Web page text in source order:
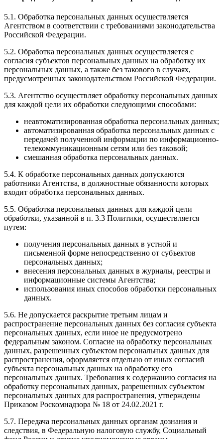
5.1. Обработка персональных данных осуществляется
Агентством в соответствии с требованиями законодательства
Российской Федерации.
5.2. Обработка персональных данных осуществляется с
согласия субъектов персональных данных на обработку их
персональных данных, а также без такового в случаях,
предусмотренных законодательством Российской Федерации.
5.3. Агентство осуществляет обработку персональных данных
для каждой цели их обработки следующими способами:
неавтоматизированная обработка персональных данных;
автоматизированная обработка персональных данных с
передачей полученной информации по информационно-
телекоммуникационным сетям или без таковой;
смешанная обработка персональных данных.
5.4. К обработке персональных данных допускаются
работники Агентства, в должностные обязанности которых
входит обработка персональных данных.
5.5. Обработка персональных данных для каждой цели
обработки, указанной в п. 3.3 Политики, осуществляется
путем:
получения персональных данных в устной и
письменной форме непосредственно от субъектов
персональных данных;
внесения персональных данных в журналы, реестры и
информационные системы Агентства;
использования иных способов обработки персональных
данных.
5.6. Не допускается раскрытие третьим лицам и
распространение персональных данных без согласия субъекта
персональных данных, если иное не предусмотрено
федеральным законом. Согласие на обработку персональных
данных, разрешенных субъектом персональных данных для
распространения, оформляется отдельно от иных согласий
субъекта персональных данных на обработку его
персональных данных. Требования к содержанию согласия на
обработку персональных данных, разрешенных субъектом
персональных данных для распространения, утверждены
Приказом Роскомнадзора № 18 от 24.02.2021 г.
5.7. Передача персональных данных органам дознания и
следствия, в Федеральную налоговую службу, Социальный